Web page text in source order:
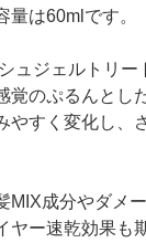
量は60mlです。
ュジェルトリー
覚のぷるんとし
やすく変化し、
MIX成分やダメ
ヤー速乾効果も